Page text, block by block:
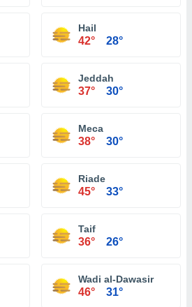
Hail
42° 28°
Jeddah
37° 30°
Meca
38° 30°
Riade
45° 33°
Taif
36° 26°
Wadi al-Dawasir
46° 31°